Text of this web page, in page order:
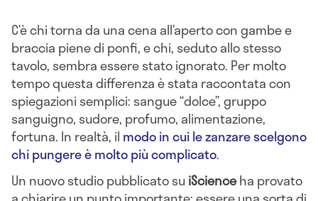
C’è chi torna da una cena all’aperto con gambe e
braccia piene di ponfi, e chi, seduto allo stesso
tavolo, sembra essere stato ignorato. Per molto
tempo questa differenza è stata raccontata con
spiegazioni semplici: sangue “dolce”, gruppo
sanguigno, sudore, profumo, alimentazione,
fortuna. In realtà, il modo in cui le zanzare scelgono
chi pungere è molto più complicato.
Un nuovo studio pubblicato su iScienceha provato